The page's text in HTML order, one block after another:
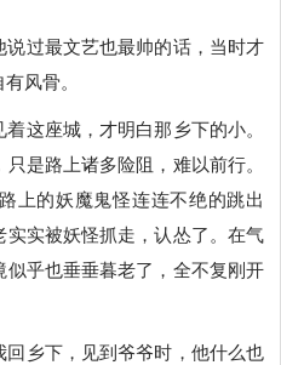
过最文艺也最帅的话，当时才
风骨。
这座城，才明白那乡下的小。
是路上诸多险阻，难以前行。
上的妖魔鬼怪连连不绝的跳出
实被妖怪抓走，认怂了。在气
乎也垂垂暮老了，全不复刚开
乡下，见到爷爷时，他什么也